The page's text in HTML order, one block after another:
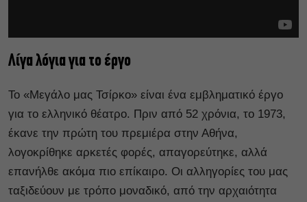
Λίγα λόγια για το έργο
Το «Μεγάλο μας Τσίρκο» είναι ένα εμβληματικό έργο
για το ελληνικό θέατρο. Πριν από 52 χρόνια, το 1973,
έκανε την πρώτη του πρεμιέρα στην Αθήνα,
λογοκρίθηκε αρκετές φορές, απαγορεύτηκε, αλλά
επανήλθε ακόμα πιο επίκαιρο. Οι αλληγορίες του μας
ταξιδεύουν με τρόπο μοναδικό, από την αρχαιότητα